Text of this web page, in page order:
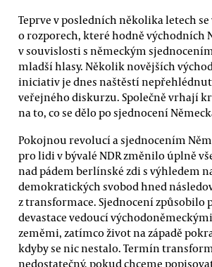
Teprve v posledních několika letech
o rozporech, které hodně východních
v souvislosti s německým
mladší hlasy. Několik novějších
iniciativ je dnes naštěstí
veřejného diskurzu. Společně vrhají
na to, co se dělo po sjednocení
Pokojnou revolucí a sjednocením
pro lidi v bývalé NDR změnilo úplně
nad pádem berlínské zdi s výhledem
demokratických svobod hned
z transformace. Sjednocení způsobilo
devastace vedoucí
zeměmi, zatímco život na západě
kdyby se nic nestalo. Termín
nedostatečný, pokud chceme